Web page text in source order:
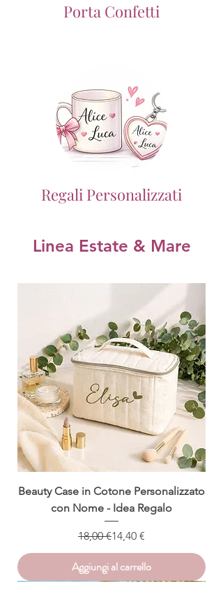
Porta Confetti
Regali Personalizzati
Linea Estate & Mare
Beauty Case in Cotone Personalizzato
con Nome - Idea Regalo
Prezzo regolare
18,00 €Prezzo scontato
14,40 €
Aggiungi al carrello